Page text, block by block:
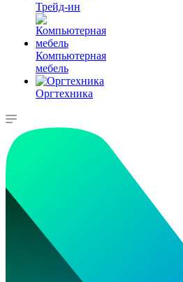
Трейд-ин
Компьютерная
мебель
Оргтехника